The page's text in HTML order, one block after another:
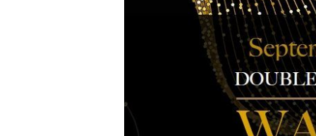
22.
REGIONIE CEE